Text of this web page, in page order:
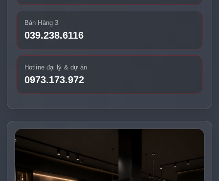
Bán Hàng 3
039.238.6116
Hotline đại lý & dự án
0973.173.972